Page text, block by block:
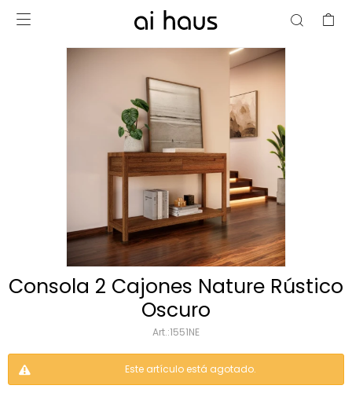

Consola 2 Cajones Nature Rústico
Oscuro
1551NE
Este artículo está agotado.